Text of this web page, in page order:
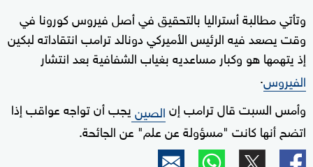
وتأتي مطالبة أستراليا بالتحقيق في أصل فيروس كورونا في
وقت يصعد فيه الرئيس الأميركي دونالد ترامب انتقاداته لبكين
إذ يتهمها هو وكبار مساعديه بغياب الشفافية بعد انتشار
الفيروس.
وأمس السبت قال ترامب إنالصينيجب أن تواجه عواقب إذا
اتضح أنها كانت "مسؤولة عن علم" عن الجائحة.